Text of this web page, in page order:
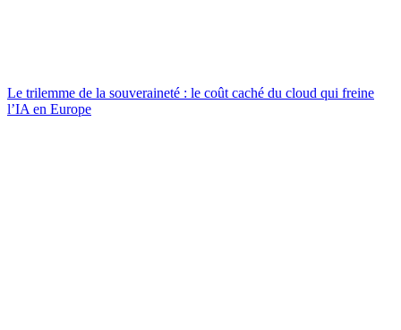
Le trilemme de la souveraineté : le coût caché du cloud qui freine
l’IA en Europe